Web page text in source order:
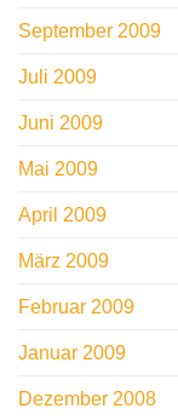
September 2009
Juli 2009
Juni 2009
Mai 2009
April 2009
März 2009
Februar 2009
Januar 2009
Dezember 2008